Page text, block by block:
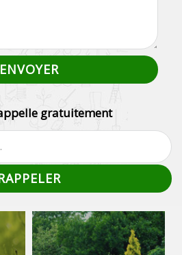
gratuitement